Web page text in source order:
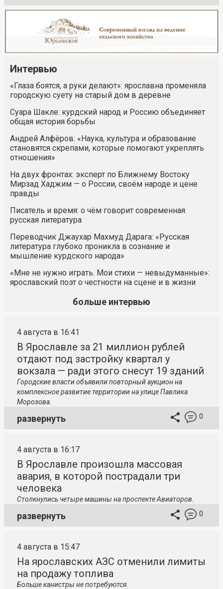
Интервью
«Глаза боятся, а руки делают»: ярославна променяла
городскую суету на старый дом в деревне
Суара Шакле: курдский народ и Россию объединяет
общая история борьбы
Андрей Алфёров: «Наука, культура и образование
становятся скрепами, которые помогают укреплять
отношения»
На двух фронтах: эксперт по Ближнему Востоку
Мирзад Хаджим — о России, своём народе и цене
правды
Писатель и время: о чём говорит современная
русская литература
Переводчик Джаухар Махмуд Дарага: «Русская
литература глубоко проникла в сознание и
мышление курдского народа»
«Мне не нужно играть. Мои стихи — невыдуманные»:
ярославский поэт о честности на сцене и в жизни
больше интервью
4 августа в 16:41
В Ярославле за 21 миллион рублей
отдают под застройку квартал у
вокзала — ради этого снесут 19 зданий
Городские власти объявили повторный аукцион на
комплексное развитие территории на улице Павлика
Морозова.
развернуть 0
4 августа в 16:17
В Ярославле произошла массовая
авария, в которой пострадали три
человека
Столкнулись четыре машины на проспекте Авиаторов.
развернуть 0
4 августа в 15:47
На ярославских АЗС отменили лимиты
на продажу топлива
Больше канистры не потребуются.